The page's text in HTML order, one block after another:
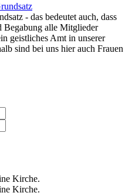
- das bedeutet auch, dass
Begabung alle Mitglieder
geistliches Amt in unserer
sind bei uns hier auch Frauen